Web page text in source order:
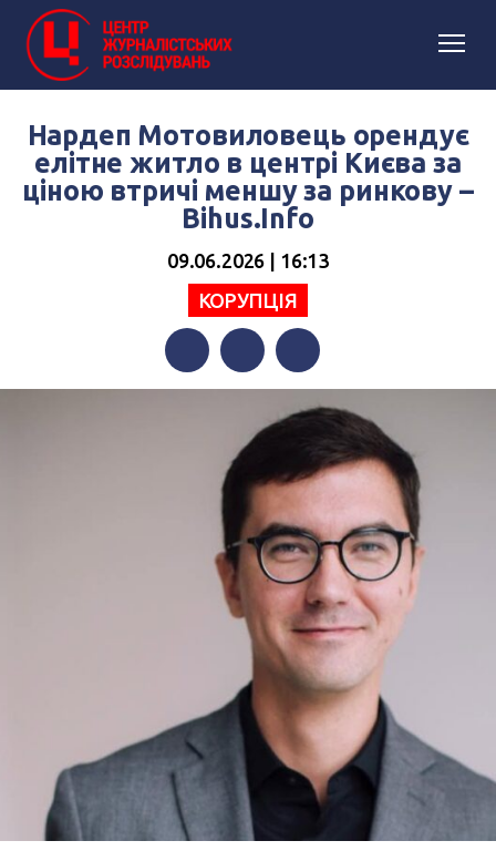
Нардеп Мотовиловець орендує
елітне житло в центрі Києва за
ціною втричі меншу за ринкову –
Bihus.Info
09.06.2026 | 16:13
КОРУПЦІЯ
FacebookTwitterTelegram